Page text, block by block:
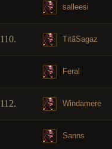
salleesi
110. TitãSagaz
Feral
112. Windamere
Sanns